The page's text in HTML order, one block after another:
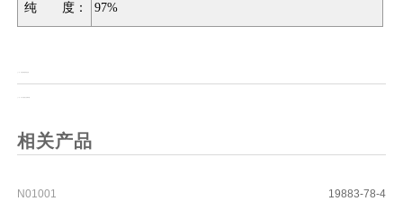
纯 度： 97%
相关产品
N01001 19883-78-4